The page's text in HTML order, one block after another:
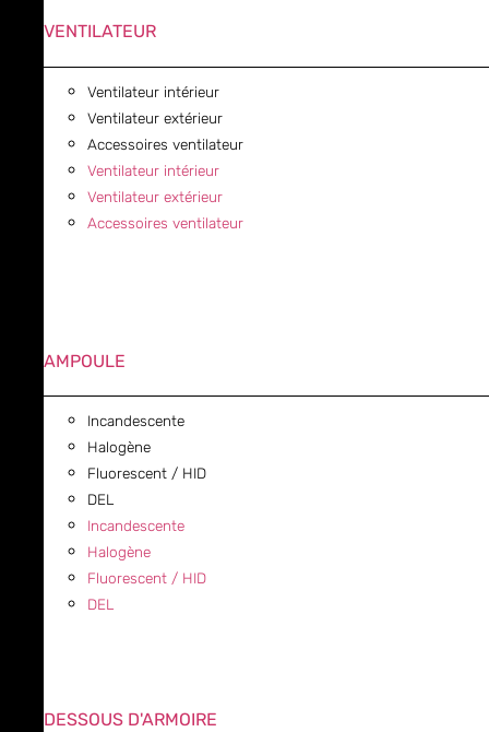
VENTILATEUR
Ventilateur intérieur
Ventilateur extérieur
Accessoires ventilateur
Ventilateur intérieur
Ventilateur extérieur
Accessoires ventilateur
AMPOULE
Incandescente
Halogène
Fluorescent / HID
DEL
Incandescente
Halogène
Fluorescent / HID
DEL
DESSOUS D'ARMOIRE